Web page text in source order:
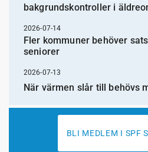
bakgrundskontroller i
2026-07-14
Fler kommuner behöver
seniorer
2026-07-13
När värmen slår till behövs
BLI MEDLEM I SPF